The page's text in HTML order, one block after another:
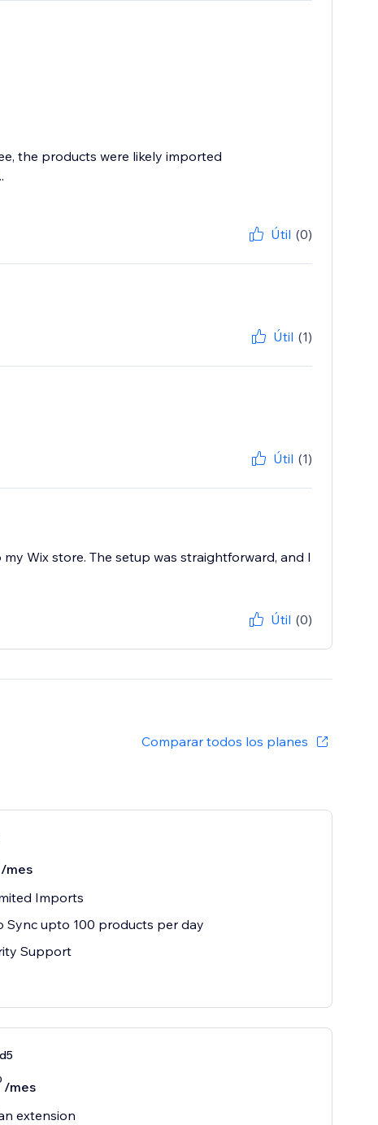
the products were likely imported
Útil (0)
Útil (1)
Útil (1)
Wix store. The setup was straightforward, and I
Útil (0)
Comparar todos los planes
/mes
Imports
Sync upto 100 products per day
Support
/mes
extension